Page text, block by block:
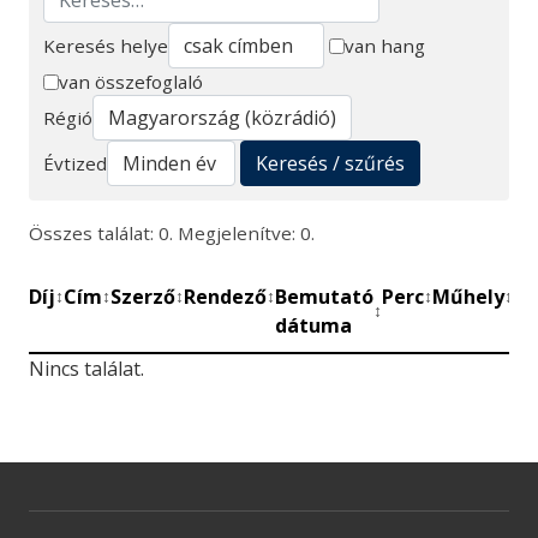
Keresés
Keresés helye
van hang
van összefoglaló
Régió
Évtized
Keresés / szűrés
Összes találat: 0. Megjelenítve: 0.
Díj↕Cím↕Szerző↕Rendező↕Bemutató
dátuma
↕
Perc↕Műhely↕
Nincs találat.